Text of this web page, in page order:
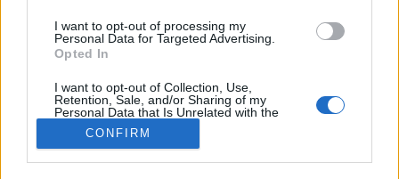
I want to opt-out of processing my
Personal Data for Targeted Advertising.
Opted In
I want to opt-out of Collection, Use,
Retention, Sale, and/or Sharing of my
Personal Data that Is Unrelated with the
Purposes for which it was collected.
Opted Out
CONFIRM